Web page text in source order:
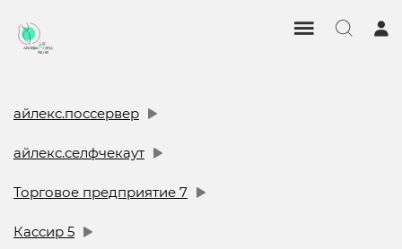
айлекс.поссервер
айлекс.селфчекаут
Торговое предприятие 7
Кассир 5